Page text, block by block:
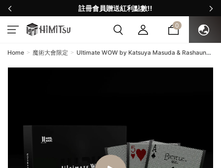
註冊會員贈送紅利點數!!
0
Home 魔術大會限定
Ultimate WOW by Katsuya Masuda & Rashaun